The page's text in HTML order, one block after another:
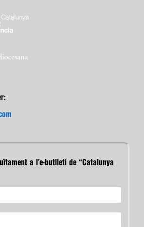
a l’e-butlletí de “Catalunya